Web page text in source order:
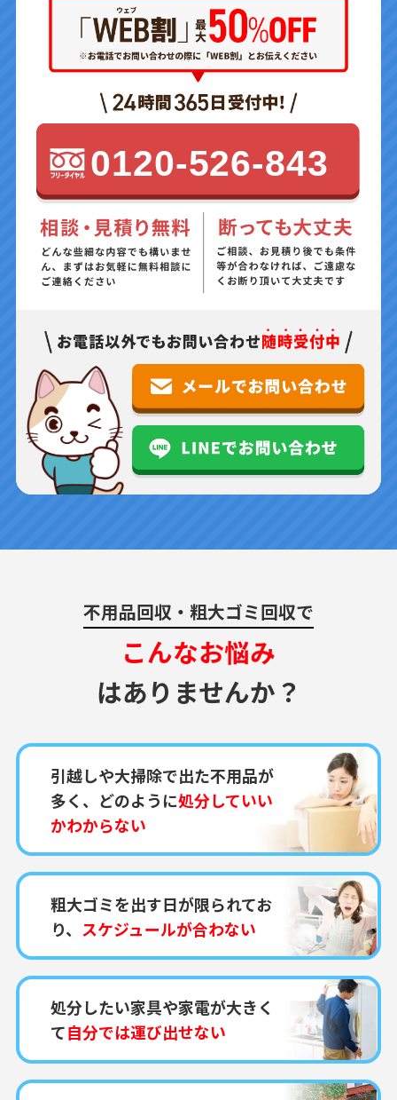
0120-526-843
不用品回収・粗大ゴミ回収で
こんなお悩み
はありませんか？
引越しや大掃除で出た不用品が
多く、どのように処分していい
かわからない
粗大ゴミを出す日が限られてお
り、 スケジュールが合わない
処分したい家具や家電が大きく
て自分では運び出せない